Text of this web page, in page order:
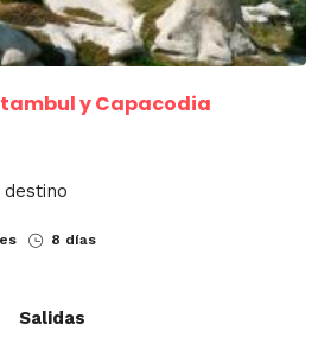
y Capacodia
8 días
Salidas